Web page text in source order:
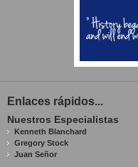
Enlaces rápidos...
Nuestros Especialistas
Kenneth Blanchard
Gregory Stock
Juan Señor